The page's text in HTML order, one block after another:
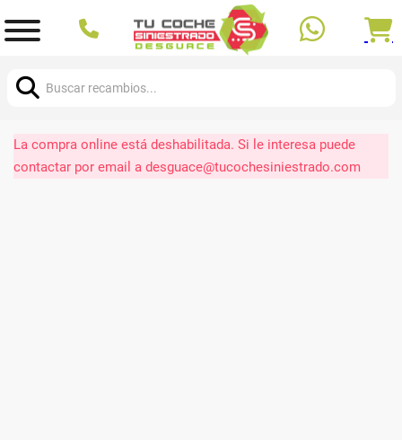
La compra online está deshabilitada. Si le interesa puede
contactar por email a desguace@tucochesiniestrado.com